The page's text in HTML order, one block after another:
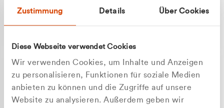
Zustimmung Details Über Cookies
Diese Webseite verwendet Cookies
Wir verwenden Cookies, um Inhalte und Anzeigen
zu personalisieren, Funktionen für soziale Medien
anbieten zu können und die Zugriffe auf unsere
Website zu analysieren. Außerdem geben wir
+49 177 8376058